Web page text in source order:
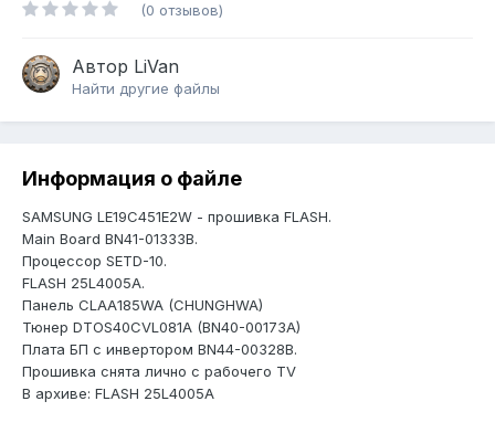
(0 отзывов)
Автор LiVan
Найти другие файлы
Информация о файле
SAMSUNG LE19C451E2W - прошивка FLASH.
Main Board BN41-01333B.
Процессор SETD-10.
FLASH 25L4005A.
Панель CLAA185WA (CHUNGHWA)
Тюнер DTOS40CVL081A (BN40-00173A)
Плата БП с инвертором BN44-00328B.
Прошивка снята лично с рабочего TV
В архиве: FLASH 25L4005A